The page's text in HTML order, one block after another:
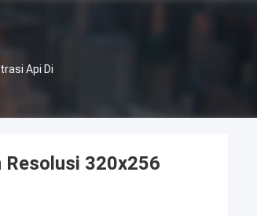
Api Di
Resolusi 320x256